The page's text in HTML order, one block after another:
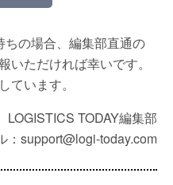
の場合、編集部直通の
ただければ幸いです。
ています。
LOGISTICS TODAY編集部
：support@logi-today.com